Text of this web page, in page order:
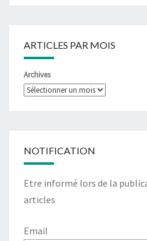
ARTICLES PAR MOIS
Archives
NOTIFICATION
Etre informé lors de la
articles
Email